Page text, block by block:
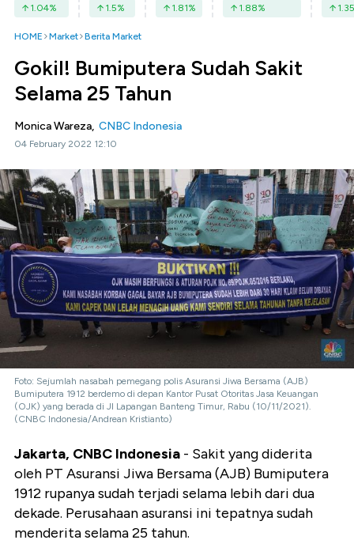
1.04% 1.5% 1.81% 1.88% 1.35
HOME Market Berita Market
Gokil! Bumiputera Sudah Sakit
Selama 25 Tahun
Monica Wareza, CNBC Indonesia
04 February 2022 12:10
Foto: Sejumlah nasabah pemegang polis Asuransi Jiwa Bersama (AJB)
Bumiputera 1912 berdemo di depan Kantor Pusat Otoritas Jasa Keuangan
(OJK) yang berada di Jl Lapangan Banteng Timur, Rabu (10/11/2021).
(CNBC Indonesia/Andrean Kristianto)
Jakarta, CNBC Indonesia - Sakit yang diderita
oleh PT Asuransi Jiwa Bersama (AJB) Bumiputera
1912 rupanya sudah terjadi selama lebih dari dua
dekade. Perusahaan asuransi ini tepatnya sudah
menderita selama 25 tahun.